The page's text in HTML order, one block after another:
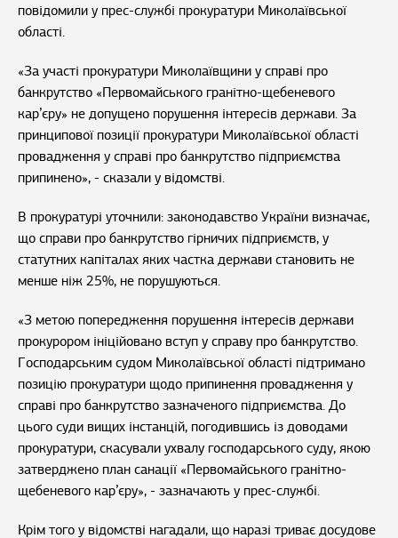
повідомили у прес-службі прокуратури Миколаївської
області.
«За участі прокуратури Миколаївщини у справі про
банкрутство «Первомайського гранітно-щебеневого
кар’єру» не допущено порушення інтересів держави. За
принципової позиції прокуратури Миколаївської області
провадження у справі про банкрутство підприємства
припинено», - сказали у відомстві.
В прокуратурі уточнили: законодавство України визначає,
що справи про банкрутство гірничих підприємств, у
статутних капіталах яких частка держави становить не
менше ніж 25%, не порушуються.
«З метою попередження порушення інтересів держави
прокурором ініційовано вступ у справу про банкрутство.
Господарським судом Миколаївської області підтримано
позицію прокуратури щодо припинення провадження у
справі про банкрутство зазначеного підприємства. До
цього суди вищих інстанцій, погодившись із доводами
прокуратури, скасували ухвалу господарського суду, якою
затверджено план санації «Первомайського гранітно-
щебеневого кар’єру», - зазначають у прес-службі.
Крім того у відомстві нагадали, що наразі триває досудове